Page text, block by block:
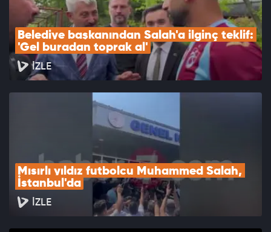
Belediye başkanından Salah'a ilginç teklif:
'Gel buradan toprak al'
İZLE
Mısırlı yıldız futbolcu Muhammed Salah,
İstanbul'da
İZLE